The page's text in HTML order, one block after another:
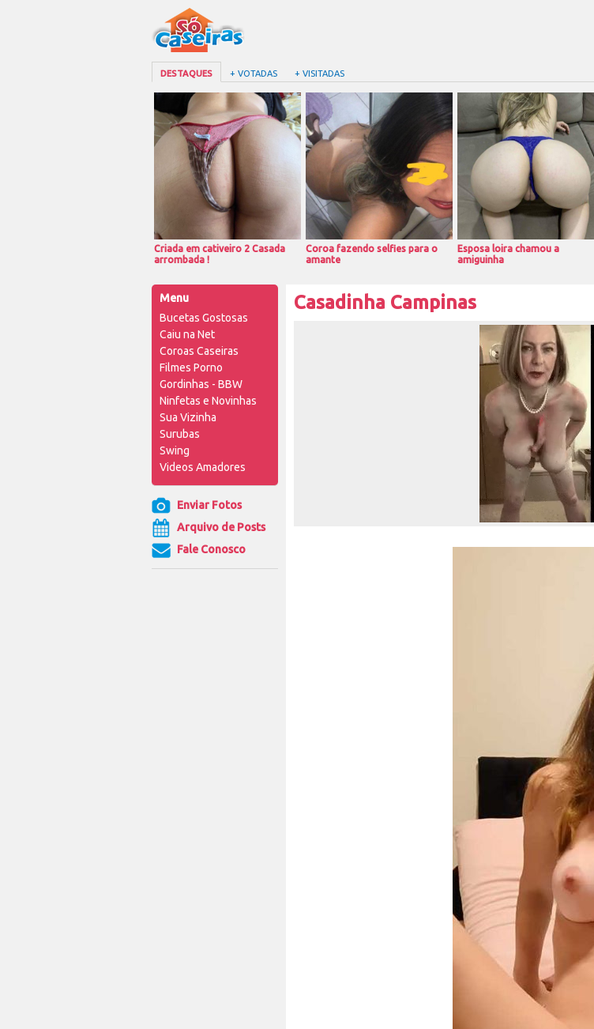
DESTAQUES + VOTADAS + VISITADAS
Criada em cativeiro 2 Casada
arrombada !
Coroa fazendo selfies para o
amante
Esposa loira chamou a
amiguinha
Menu
Bucetas Gostosas
Caiu na Net
Coroas Caseiras
Filmes Porno
Gordinhas - BBW
Ninfetas e Novinhas
Sua Vizinha
Surubas
Swing
Videos Amadores
Enviar Fotos
Arquivo de Posts
Fale Conosco
Casadinha Campinas